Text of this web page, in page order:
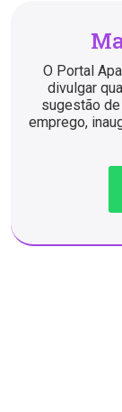
O Portal
divulgar
sugestão
emprego,